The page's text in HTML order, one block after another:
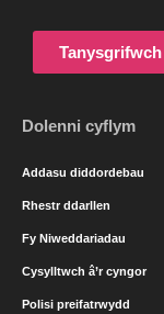
Tanysgrifwch
Dolenni cyflym
Addasu diddordebau
Rhestr ddarllen
Fy Niweddariadau
Cysylltwch â’r cyngor
Polisi preifatrwydd